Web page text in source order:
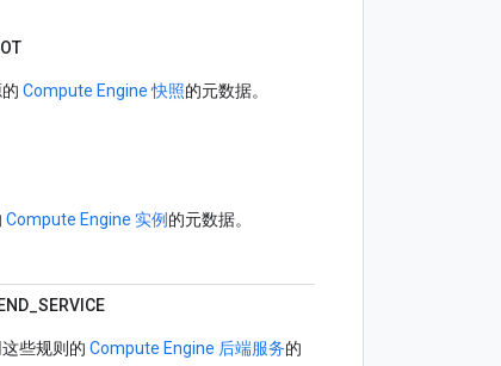
Compute Engine 快照的元数据。
Compute Engine 实例 的元数据。
SERVICE
些规则的 Compute Engine 后端服务的